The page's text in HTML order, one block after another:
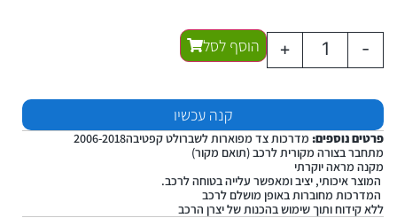
-
+ הוסף לסל
קנה עכשיו
פרטים נוספים: מדרכות צד מפוארות לשברולט קפטיבה2006-2018
מתחבר בצורה מקורית לרכב (תואם מקור)
מקנה מראה יוקרתי
המוצר איכותי, יציב ומאפשר עלייה בטוחה לרכב.
המדרכות מחוברות באופן מושלם לרכב
ללא קידוח ותוך שימוש בהכנות של יצרן הרכב